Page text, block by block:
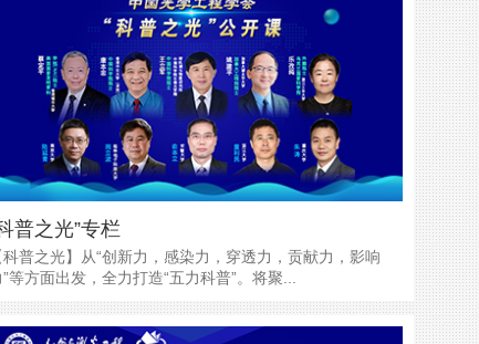
普之光”专栏
科普之光】从“创新力，感染力，穿透力，贡献力，影响
”等方面出发，全力打造“五力科普”。将聚...